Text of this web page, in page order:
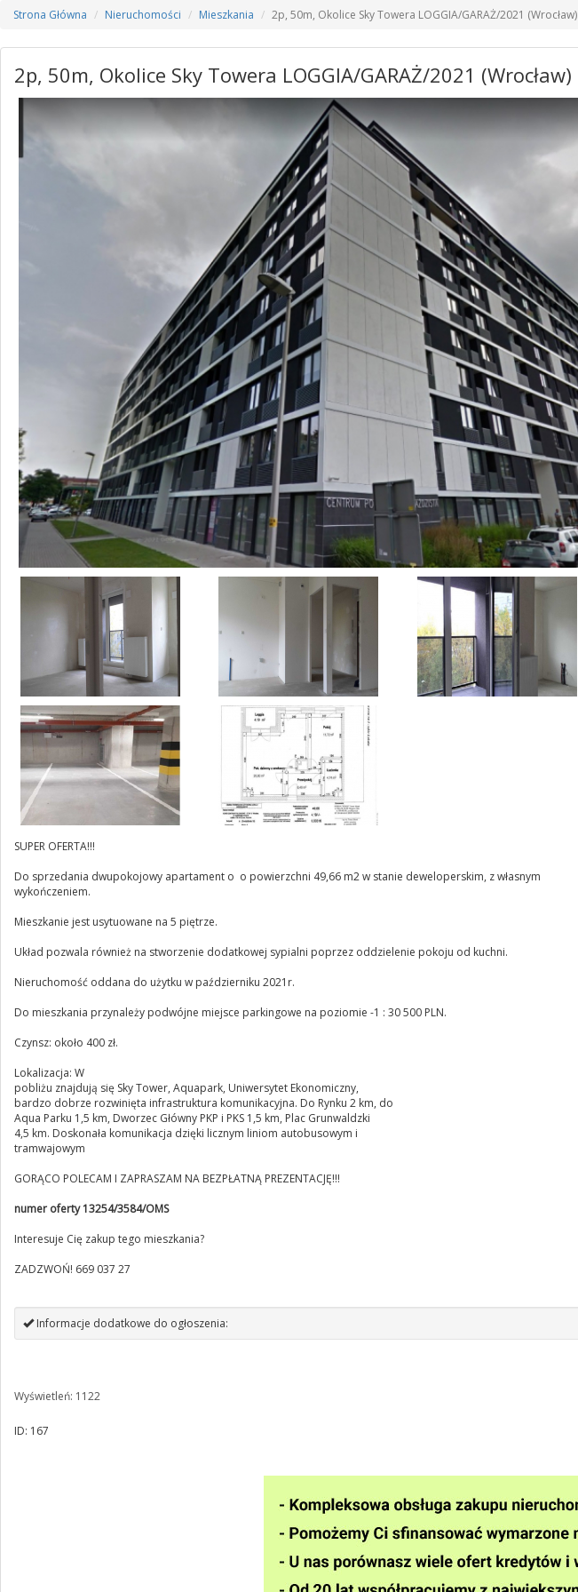
Strona Główna Nieruchomości Mieszkania 2p, 50m, Okolice Sky Towera LOGGIA/GARAŻ/2021 (Wrocław)
2p, 50m, Okolice Sky Towera LOGGIA/GARAŻ/2021 (Wrocław)
SUPER OFERTA!!!
Do sprzedania dwupokojowy apartament o o powierzchni 49,66 m2 w stanie deweloperskim, z własnym
wykończeniem.
Mieszkanie jest usytuowane na 5 piętrze.
Układ pozwala również na stworzenie dodatkowej sypialni poprzez oddzielenie pokoju od kuchni.
Nieruchomość oddana do użytku w październiku 2021r.
Do mieszkania przynależy podwójne miejsce parkingowe na poziomie -1 : 30 500 PLN.
Czynsz: około 400 zł.
Lokalizacja: W
pobliżu znajdują się Sky Tower, Aquapark, Uniwersytet Ekonomiczny,
bardzo dobrze rozwinięta infrastruktura komunikacyjna. Do Rynku 2 km, do
Aqua Parku 1,5 km, Dworzec Główny PKP i PKS 1,5 km, Plac Grunwaldzki
4,5 km. Doskonała komunikacja dzięki licznym liniom autobusowym i
tramwajowym
GORĄCO POLECAM I ZAPRASZAM NA BEZPŁATNĄ PREZENTACJĘ!!!
numer oferty 13254/3584/OMS
Interesuje Cię zakup tego mieszkania?
ZADZWOŃ! 669 037 27
Informacje dodatkowe do ogłoszenia:
Wyświetleń: 1122
ID: 167